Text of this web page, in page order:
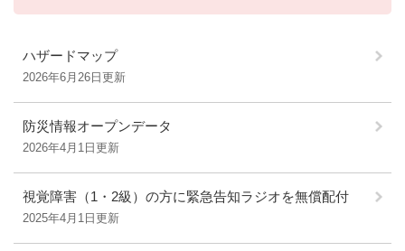
ハザードマップ
2026年6月26日更新
防災情報オープンデータ
2026年4月1日更新
視覚障害（1・2級）の方に緊急告知ラジオを無償配付
2025年4月1日更新